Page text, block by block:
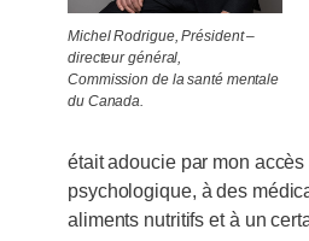
Michel Rodrigue, Président –
directeur général,
Commission de la santé mentale
du Canada.
était adoucie par mon
psychologique, à des
aliments nutritifs et à un